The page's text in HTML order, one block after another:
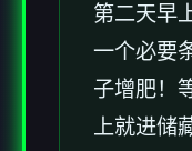
第二天早
一个必要
子增肥！
上就进储